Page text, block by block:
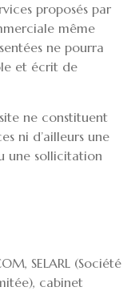
proposés par
même
ne pourra
et écrit de
ne constituent
ni d’ailleurs une
une sollicitation
SELARL (Société
cabinet